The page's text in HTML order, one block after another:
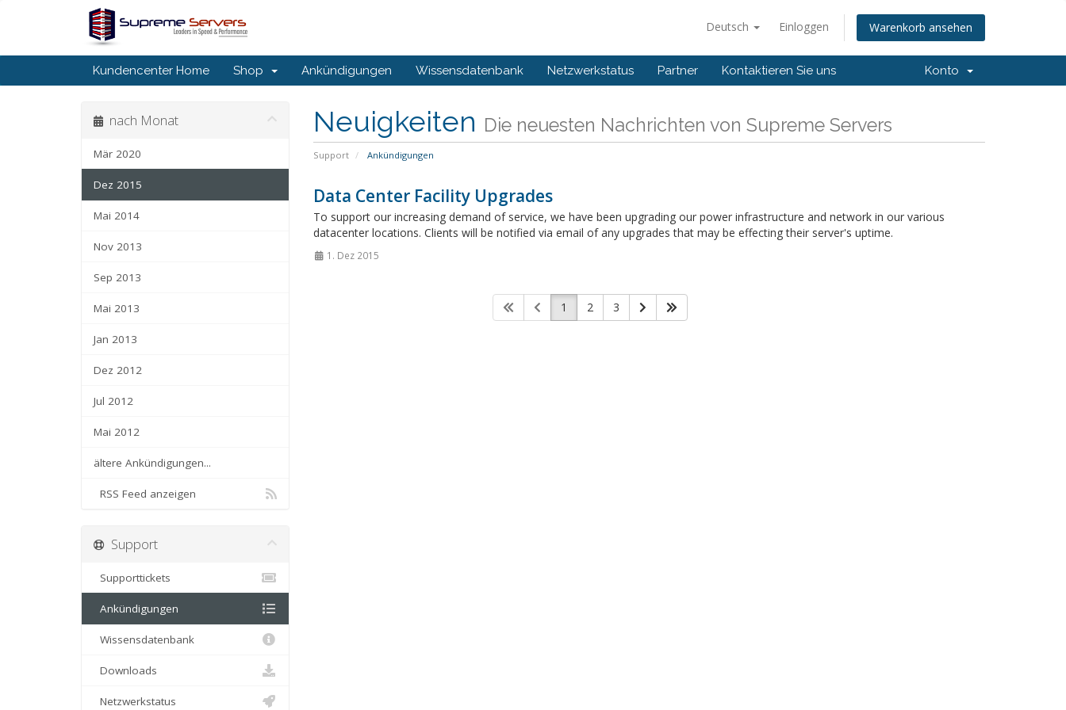
Deutsch Einloggen Warenkorb ansehen
Kundencenter Home Shop Ankündigungen Wissensdatenbank Netzwerkstatus Partner Kontaktieren Sie uns Konto
Neuigkeiten Die neuesten Nachrichten von Supreme Servers
Support Ankündigungen
nach Monat
Mär 2020
Dez 2015
Mai 2014
Nov 2013
Sep 2013
Mai 2013
Jan 2013
Dez 2012
Jul 2012
Mai 2012
ältere Ankündigungen...
RSS Feed anzeigen
Data Center Facility Upgrades
To support our increasing demand of service, we have been upgrading our power infrastructure and network in our various
datacenter locations. Clients will be notified via email of any upgrades that may be effecting their server's uptime.
1. Dez 2015
1 2 3
Support
Supporttickets
Ankündigungen
Wissensdatenbank
Downloads
Netzwerkstatus